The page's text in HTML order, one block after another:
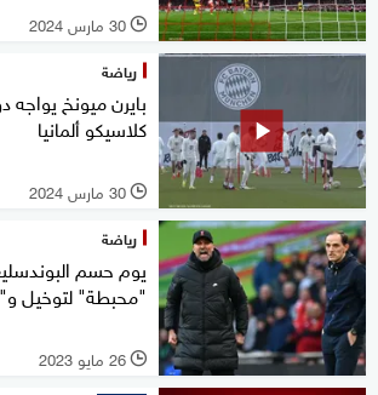
l 30 مارس 2024
رياضة
بايرن ميونخ يواجه
كلاسيكو ألمانيا
l 30 مارس 2024
رياضة
يوم حسم
"محبطة" لتوخيل
l 26 مايو 2023